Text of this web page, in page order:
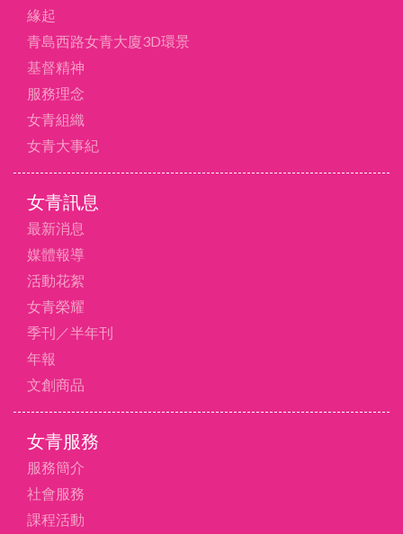
緣起
青島西路女青大廈3D環景
基督精神
服務理念
女青組織
女青大事紀
女青訊息
最新消息
媒體報導
活動花絮
女青榮耀
季刊／半年刊
年報
文創商品
女青服務
服務簡介
社會服務
課程活動